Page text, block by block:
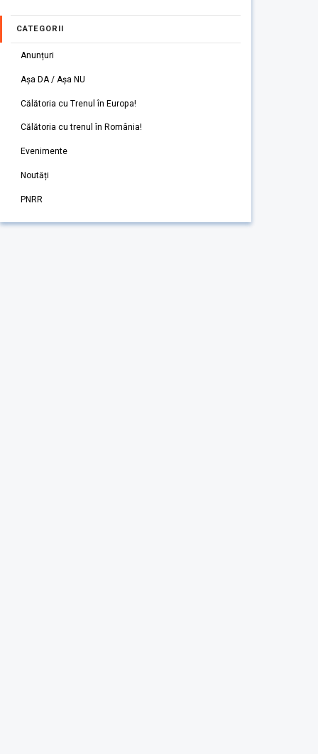
CATEGORII
Anunțuri
Așa DA / Așa NU
Călătoria cu Trenul în Europa!
Călătoria cu trenul în România!
Evenimente
Noutăți
PNRR